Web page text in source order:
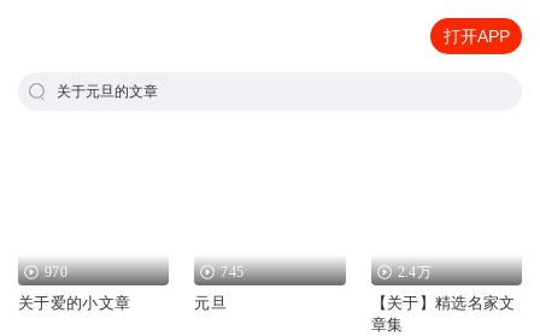
打开APP
关于元旦的文章
970
关于爱的小文章
745
元旦
2.4万
【关于】精选名家文
章集